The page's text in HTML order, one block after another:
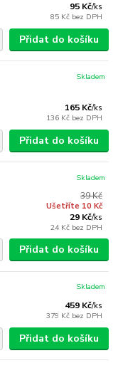
95 Kč/ks
85 Kč bez DPH
Přidat do košíku
165 Kč/ks
136 Kč bez DPH
Skladem
Přidat do košíku
39 Kč
Ušetříte 10 Kč
29 Kč/ks
24 Kč bez DPH
Skladem
Přidat do košíku
459 Kč/ks
379 Kč bez DPH
Skladem
Přidat do košíku